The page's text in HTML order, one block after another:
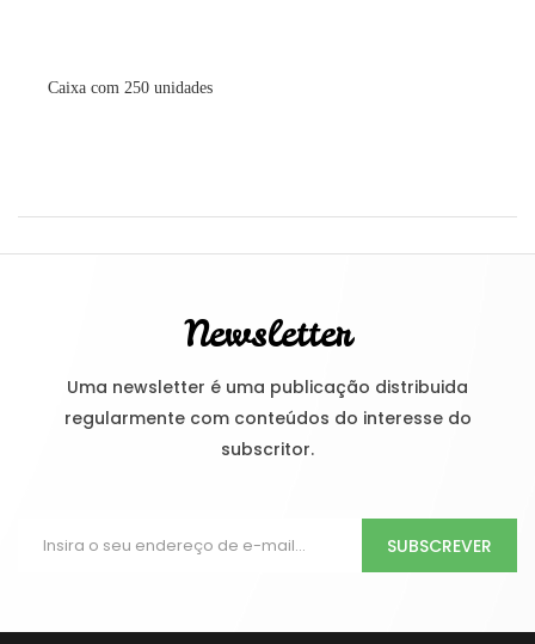
Caixa com 250 unidades
Newsletter
Uma newsletter é uma publicação distribuida
regularmente com conteúdos do interesse do
subscritor.
SUBSCREVER